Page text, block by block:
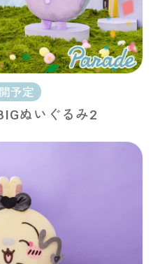
予定
ぬいぐるみ2